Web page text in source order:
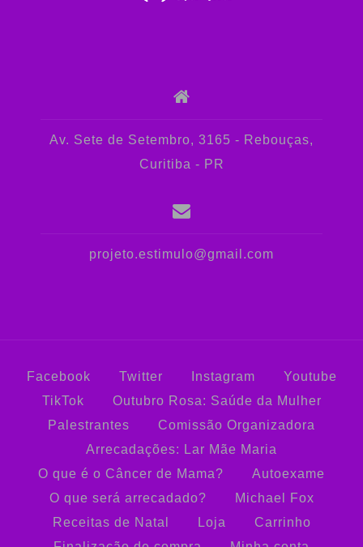
Av. Sete de Setembro, 3165 - Rebouças,
Curitiba - PR
projeto.estimulo@gmail.com
Facebook Twitter Instagram
Youtube
TikTok
Outubro Rosa: Saúde da Mulher
Palestrantes
Comissão Organizadora
Arrecadações: Lar Mãe Maria
O que é o Câncer de Mama?
Autoexame
O que será arrecadado?
Michael Fox
Receitas de Natal
Loja
Carrinho